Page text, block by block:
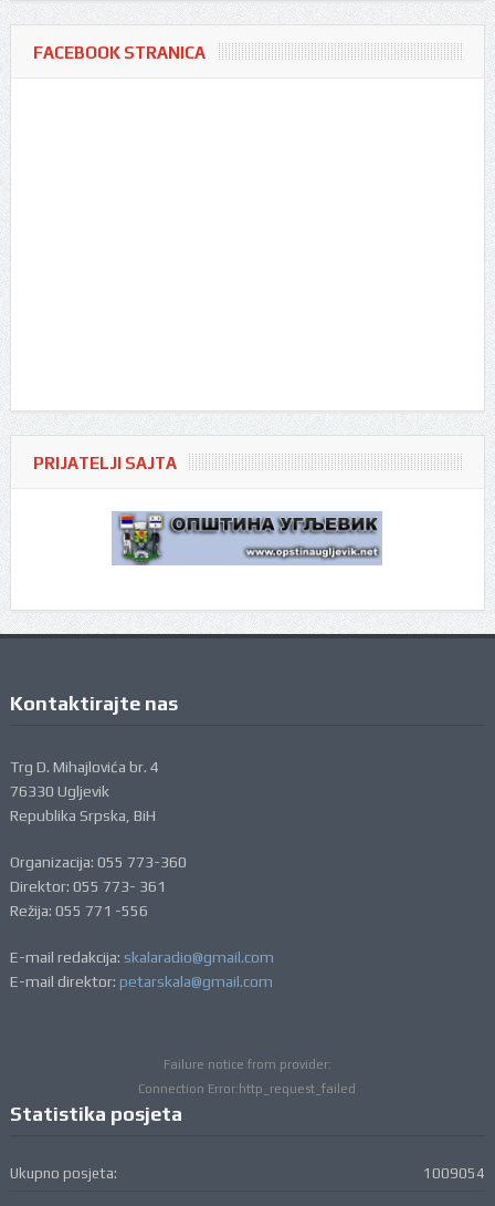
FACEBOOK STRANICA
PRIJATELJI SAJTA
Kontaktirajte nas
Trg D. Mihajlovića br. 4
76330 Ugljevik
Republika Srpska, BiH
Organizacija: 055 773-360
Direktor: 055 773- 361
Režija: 055 771 -556
E-mail redakcija: skalaradio@gmail.com
E-mail direktor: petarskala@gmail.com
Failure notice from provider:
Connection Error:http_request_failed
Statistika posjeta
1009054
Ukupno posjeta: